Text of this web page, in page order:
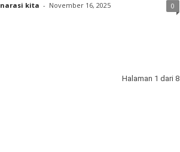
narasi kita - November 16, 2025 0
Halaman 1 dari 8